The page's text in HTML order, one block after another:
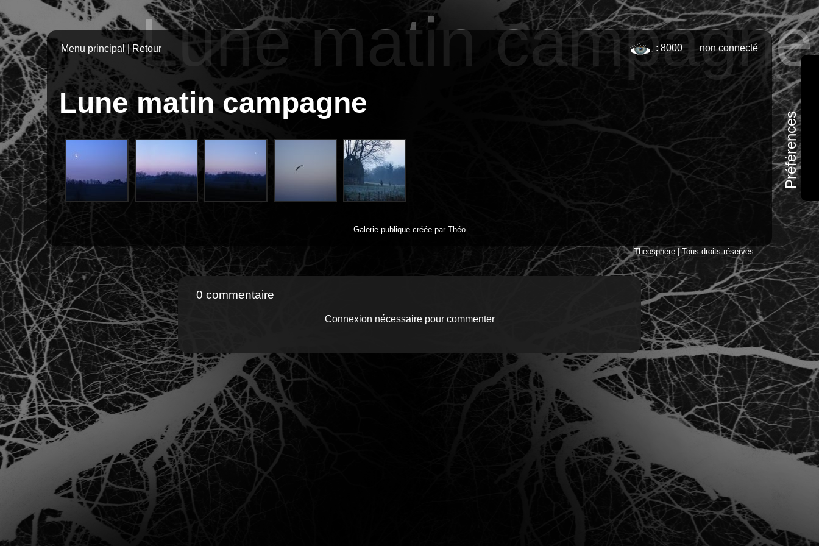
Lune matin campagne
Menu principal|Retour : 8000 non connecté
Lune matin campagne
Galerie publique créée par Théo
Theosphere | Tous droits réservés
0 commentaire
Connexion nécessaire pour commenter
Préférences